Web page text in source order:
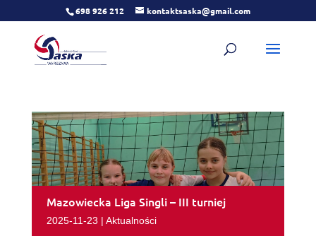
698 926 212 kontaktsaska@gmail.com
Mazowiecka Liga Singli – III turniej
2025-11-23 | Aktualności